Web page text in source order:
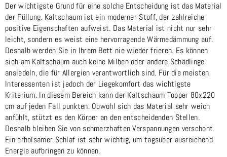
Der wichtigste Grund für eine solche Entscheidung ist das Material
der Füllung. Kaltschaum ist ein moderner Stoff, der zahlreiche
positive Eigenschaften aufweist. Das Material ist nicht nur sehr
leicht, sondern es weist eine hervorragende Wärmedämmung auf.
Deshalb werden Sie in Ihrem Bett nie wieder frieren. Es können
sich am Kaltschaum auch keine Milben oder andere Schädlinge
ansiedeln, die für Allergien verantwortlich sind. Für die meisten
Interessenten ist jedoch der Liegekomfort das wichtigste
Kriterium. In diesem Bereich kann der Kaltschaum Topper 80x220
cm auf jeden Fall punkten. Obwohl sich das Material sehr weich
anfühlt, stützt es den Körper an den entscheidenden Stellen.
Deshalb bleiben Sie von schmerzhaften Verspannungen verschont.
Ein erholsamer Schlaf ist sehr wichtig, um tagsüber ausreichend
Energie aufbringen zu können.